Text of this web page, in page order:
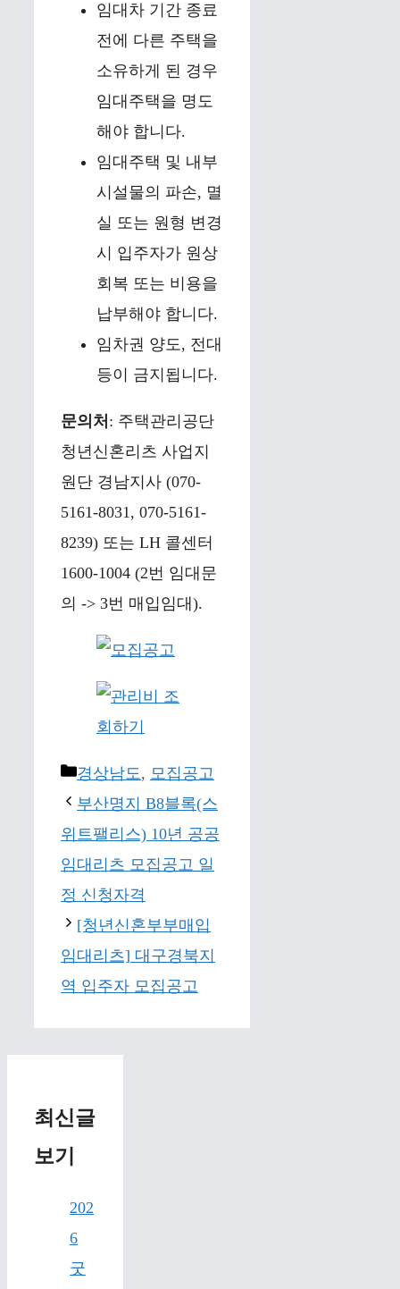
임대차 기간 종료
전에 다른 주택을
소유하게 된 경우
임대주택을 명도
해야 합니다.
임대주택 및 내부
시설물의 파손, 멸
실 또는 원형 변경
시 입주자가 원상
회복 또는 비용을
납부해야 합니다.
임차권 양도, 전대
등이 금지됩니다.
문의처 : 주택관리공단
청년신혼리츠 사업지
원단 경남지사 (070-
5161-8031, 070-5161-
8239) 또는 LH 콜센터
1600-1004 (2번 임대문
의 -> 3번 매입임대).
Categories
경상남도, 모집공고
부산명지 B8블록(스
위트팰리스) 10년 공공
임대리츠 모집공고 일
정 신청자격
[청년신혼부부매입
임대리츠] 대구경북지
역 입주자 모집공고
최신글
보기
202
6
굿